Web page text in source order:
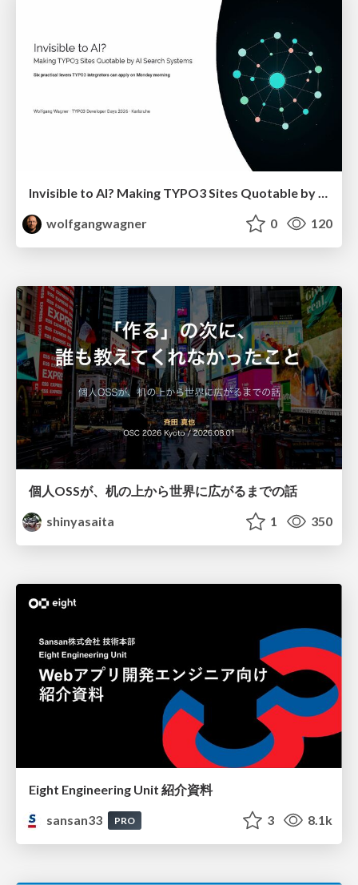
Invisible to AI? Making TYPO3 Sites Quotable by AI Search Systems
wolfgangwagner
0 120
個人OSSが、机の上から世界に広がるまでの話
shinyasaita
1 350
Eight Engineering Unit 紹介資料
sansan33
PRO 3 8.1k